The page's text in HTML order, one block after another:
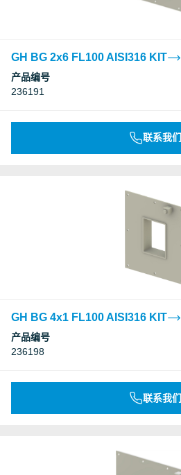
GH BG 2x6 FL100 AISI316 KIT
产品编号
236191
联系我们
GH BG 4x1 FL100 AISI316 KIT
产品编号
236198
联系我们